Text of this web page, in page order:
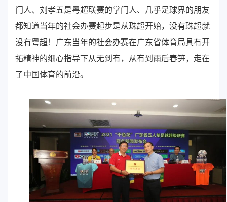
门人、刘孝五是粤超联赛的掌门人、几乎足球界的朋友
都知道当年的社会办赛起步是从珠超开始，没有珠超就
没有粤超！广东当年的社会办赛在广东省体育局具有开
拓精神的细心指导下从无到有，从有到雨后春笋，走在
了中国体育的前沿。